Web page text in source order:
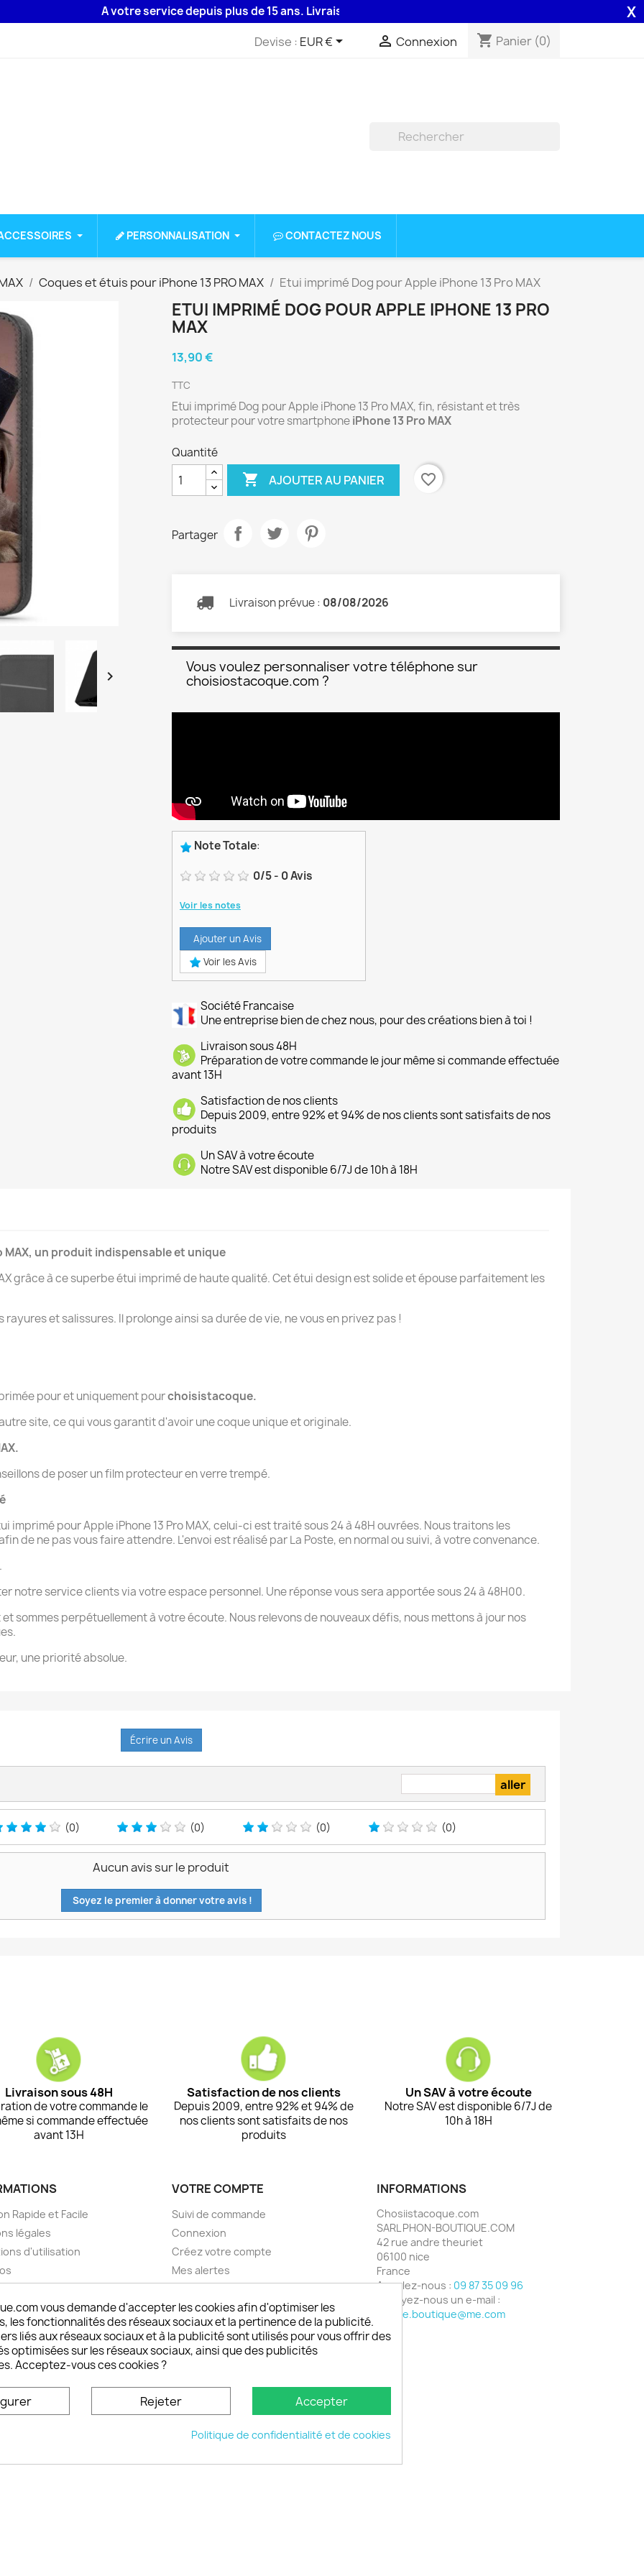
A votre service depuis plus de 15 ans. Livraison 48H assurée par la Poste . X
Devise : EUR €  Connexion shopping_cart Panier (0)
PERSONNALISATION CONTACTEZ NOUS
Coques et étuis pour iPhone 13 PRO MAX Etui imprimé Dog pour Apple iPhone 13 Pro MAX

ETUI IMPRIMÉ DOG POUR APPLE IPHONE 13 PRO
MAX
13,90 €
TTC
Etui imprimé Dog pour Apple iPhone 13 Pro MAX, fin, résistant et très
protecteur pour votre smartphoneiPhone 13 Pro MAX
Quantité
 AJOUTER AU PANIER favorite_border
Partager
Livraison prévue : 08/08/2026
Vous voulez personnaliser votre téléphone sur
choisiostacoque.com ?
Note Totale:
0/5- 0Avis
Voir les notes
Ajouter un Avis
Voir les Avis
Société Francaise
Une entreprise bien de chez nous, pour des créations bien à toi !
Livraison sous 48H
Préparation de votre commande le jour même si commande effectuée
avant 13H
Satisfaction de nos clients
Depuis 2009, entre 92% et 94% de nos clients sont satisfaits de nos
produits
Un SAV à votre écoute
Notre SAV est disponible 6/7J de 10h à 18H
MAX, un produit indispensable et unique
grâce à ce superbe étui imprimé de haute qualité. Cet étui design est solide et épouse parfaitement les
et salissures. Il prolonge ainsi sa durée de vie, ne vous en privez pas !
pour et uniquement pourchoisistacoque.
site, ce qui vous garantit d'avoir une coque unique et originale.
de poser un film protecteur en verre trempé.
imprimé pour Apple iPhone 13 Pro MAX, celui-ci est traité sous 24 à 48H ouvrées. Nous traitons les
de ne pas vous faire attendre. L'envoi est réalisé par La Poste, en normal ou suivi, à votre convenance.
notre service clients via votre espace personnel. Une réponse vous sera apportée sous 24 à 48H00.
sommes perpétuellement à votre écoute. Nous relevons de nouveaux défis, nous mettons à jour nos
une priorité absolue.
Écrire un Avis
(0) (0) (0) (0)
Aucun avis sur le produit
Soyez le premier à donner votre avis !
Livraison sous 48H
de votre commande le
si commande effectuée
avant 13H
Satisfaction de nos clients
Depuis 2009, entre 92% et 94% de
nos clients sont satisfaits de nos
produits
Un SAV à votre écoute
Notre SAV est disponible 6/7J de
10h à 18H
Rapide et Facile
légales
d'utilisation
et remboursements
DOM TOM et outremer
personnaliser son
nous
site
VOTRE COMPTE
Suivi de commande
Connexion
Créez votre compte
Mes alertes
INFORMATIONS
Chosiistacoque.com
SARL PHON-BOUTIQUE.COM
42 rue andre theuriet
06100 nice
France
Appelez-nous : 09 87 35 09 96
Envoyez-nous un e-mail :
phone.boutique@me.com
© 2026 - choisistacoque.com
vous demande d'accepter les cookies afin d'optimiser les
les fonctionnalités des réseaux sociaux et la pertinence de la publicité.
liés aux réseaux sociaux et à la publicité sont utilisés pour vous offrir des
optimisées sur les réseaux sociaux, ainsi que des publicités
Acceptez-vous ces cookies ?
Rejeter Accepter
Politique de confidentialité et de cookies